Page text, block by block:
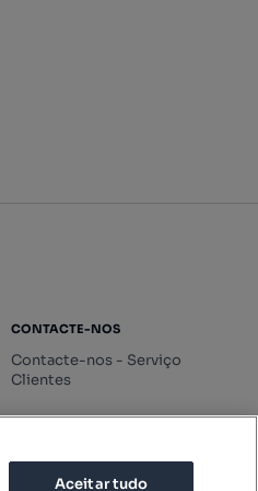
CONTACTE-NOS
Contacte-nos - Serviço
Clientes
Aceitar tudo